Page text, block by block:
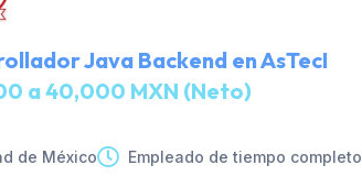
Java Backend en AsTecI
a 40,000 MXN (Neto)
de México Empleado de tiempo completo